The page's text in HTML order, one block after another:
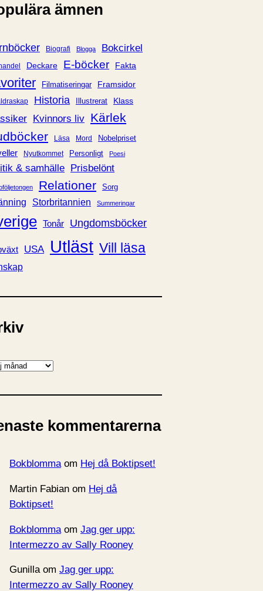
ämnen
Biografi Blogga Bokcirkel
Deckare E-böcker Fakta
Filmatiseringar Framsidor
Historia Illustrerat Klass
Kvinnors liv Kärlek
Läsa Mord Nobelpriset
Nyutkommet Personligt Poesi
& samhälle Prisbelönt
Relationer Sorg
Storbritannien Summeringar
Tonår Ungdomsböcker
USA Utläst Vill läsa
kommentarerna
Bokblommaom Hej då Boktipset!
Martin Fabian om Hej då
Boktipset!
Bokblomma om Jag ger upp:
Intermezzo av Sally Rooney
Gunillaom Jag ger upp:
Intermezzo av Sally Rooney